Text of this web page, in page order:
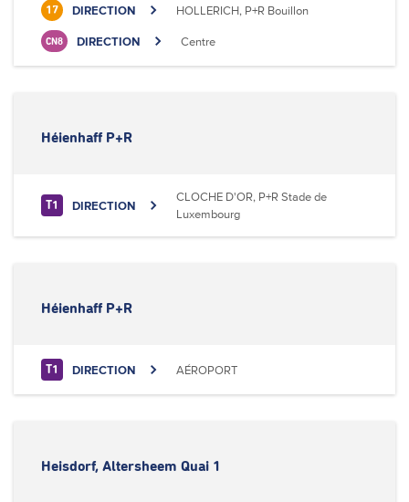
17 DIRECTION HOLLERICH, P+R Bouillon
CN8 DIRECTION Centre
Héienhaff P+R
T1 DIRECTION
CLOCHE D'OR, P+R Stade de
Luxembourg
Héienhaff P+R
T1 DIRECTION AÉROPORT
Heisdorf, Altersheem Quai 1